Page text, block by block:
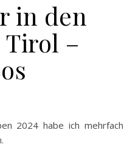
in den
–
2024 habe ich mehrfach